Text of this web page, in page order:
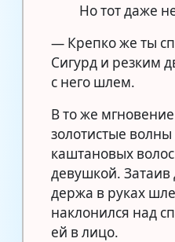
Но тот даже
— Крепко же ты
Сигурд и резким
с него шлем.
В то же
золотистые волны
каштановых
девушкой.
держа в руках
наклонился над
ей в лицо.